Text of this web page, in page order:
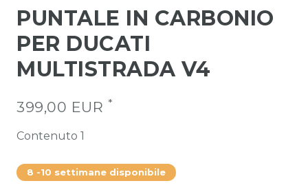
PUNTALE IN CARBONIO
PER DUCATI
MULTISTRADA V4
399,00 EUR *
Contenuto 1
8 -10 settimane disponibile